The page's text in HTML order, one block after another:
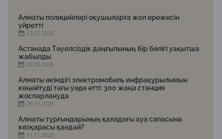
Алматы полицейлері оқушыларға жол ережесін
үйретті
12.02.2026
Астанада Тәуелсіздік даңғылының бір бөлігі уақытша
жабылды
02.02.2026
Алматы әкімдігі электромобиль инфрақұрылымын
кеңейтуді тағы уәде етті: 300 жаңа станция
жоспарлануда
20.11.2025
Алматы тұрғындарының қаладағы ауа сапасына
көзқарасы қандай?
11.11.2025